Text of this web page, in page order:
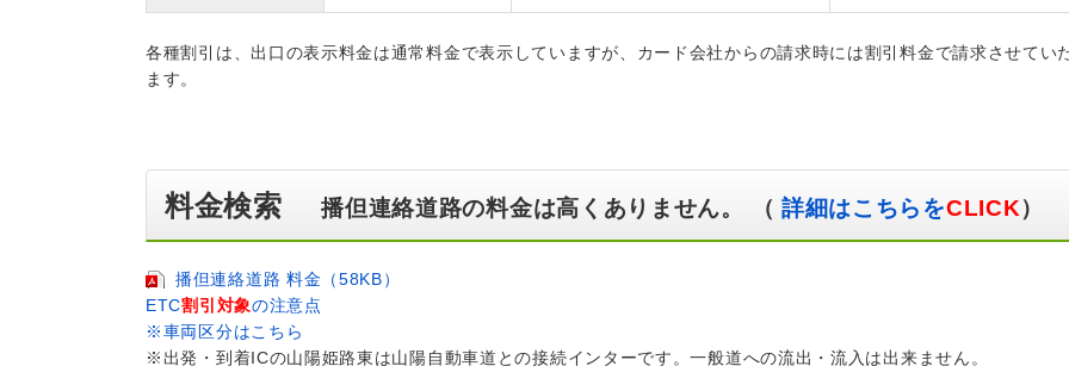
各種割引は、出口の表示料金は通常料金で表示していますが、カード会社からの請求時には割引料金で請求させてい
ます。
料金検索播但連絡道路の料金は高くありません。 （ 詳細はこちらをCLICK）
播但連絡道路 料金（58KB）
ETC割引対象の注意点
※車両区分はこちら
※出発・到着ICの山陽姫路東は山陽自動車道との接続インターです。一般道への流出・流入は出来ません。